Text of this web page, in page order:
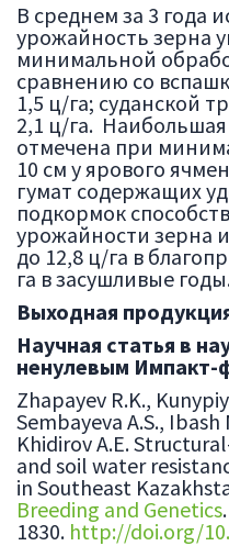
В среднем за 3 года
урожайность зерна
минимальной
сравнению со
1,5 ц/га; суданской
2,1 ц/га.
отмечена при
10 см у ярового
гумат содержащих
подкормок
урожайности зерна
до 12,8 ц/га в
га в засушливые
Выходная
Научная статья в
ненулевым Импакт-
Zhapayev R.K.,
Sembayeva A.S., Ibash
Khidirov A.E.
and soil water
in Southeast
Breeding and Genetics.
1830. http://doi.org/